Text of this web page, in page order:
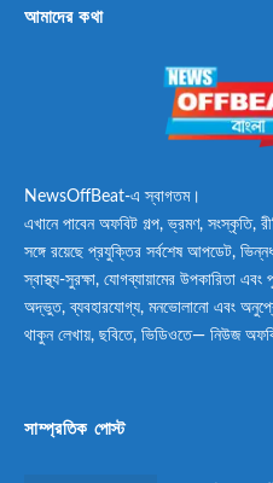
আমাদের কথা
NewsOffBeat-এ স্বাগতম।
এখানে পাবেন অফবিট গল্প, ভ্রমণ, সংস্কৃতি,
সঙ্গে রয়েছে প্রযুক্তির সর্বশেষ আপডেট,
স্বাস্থ্য-সুরক্ষা, যোগব্যায়ামের উপকারিতা
অদ্ভুত, ব্যবহারযোগ্য, মনভোলানো এবং
থাকুন লেখায়, ছবিতে, ভিডিওতে— নিউজ
সাম্প্রতিক পোস্ট